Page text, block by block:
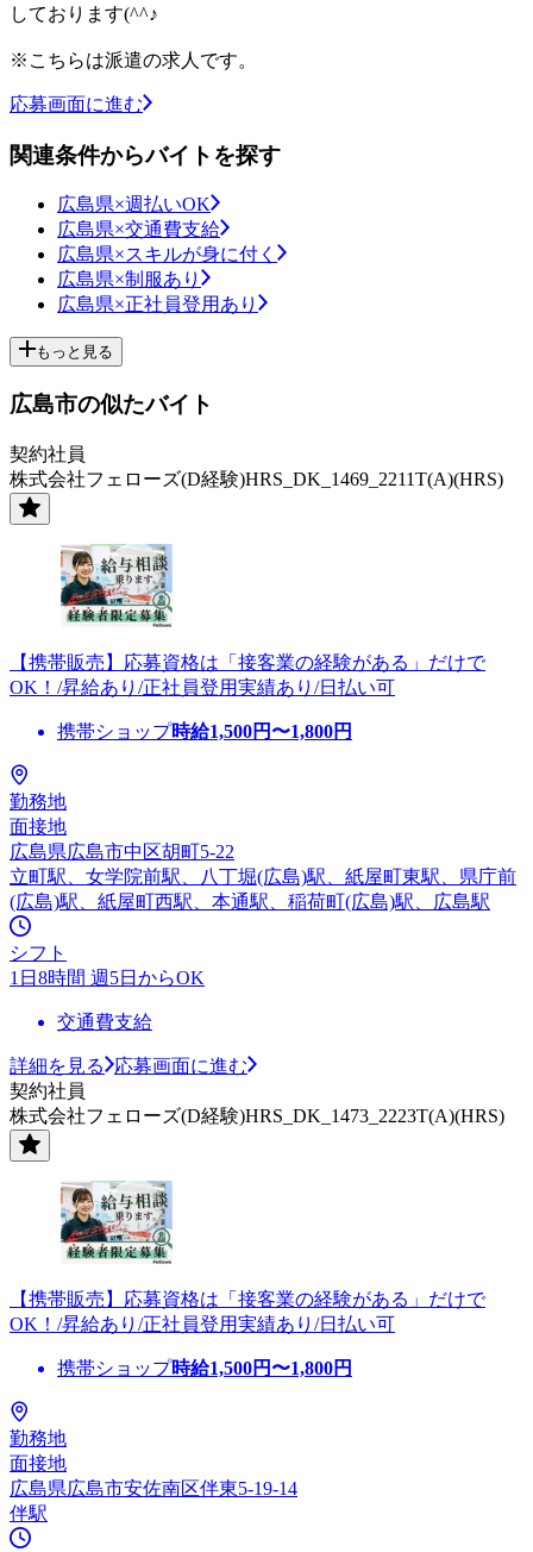
しております(^^♪
※こちらは派遣の求人です。
応募画面に進む
関連条件からバイトを探す
広島県×週払いOK
広島県×交通費支給
広島県×スキルが身に付く
広島県×制服あり
広島県×正社員登用あり
もっと見る
広島市の似たバイト
契約社員
株式会社フェローズ(D経験)HRS_DK_1469_2211T(A)(HRS)
【携帯販売】応募資格は「接客業の経験がある」だけで
OK！/昇給あり/正社員登用実績あり/日払い可
携帯ショップ時給1,500円〜1,800円
勤務地
面接地
広島県広島市中区胡町5-22
立町駅、女学院前駅、八丁堀(広島)駅、紙屋町東駅、県庁前
(広島)駅、紙屋町西駅、本通駅、稲荷町(広島)駅、広島駅
シフト
1日8時間 週5日からOK
交通費支給
詳細を見る
応募画面に進む
契約社員
株式会社フェローズ(D経験)HRS_DK_1473_2223T(A)(HRS)
【携帯販売】応募資格は「接客業の経験がある」だけで
OK！/昇給あり/正社員登用実績あり/日払い可
携帯ショップ時給1,500円〜1,800円
勤務地
面接地
広島県広島市安佐南区伴東5-19-14
伴駅